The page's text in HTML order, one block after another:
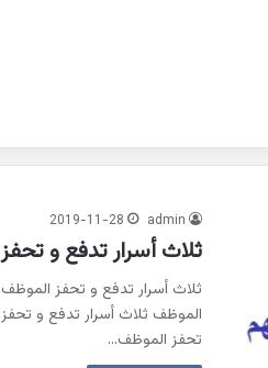
admin
2019-11-28
ثلاث أسرار تدفع و
ثلاث أسرار تدفع و تحفز
تحفز الموظف…